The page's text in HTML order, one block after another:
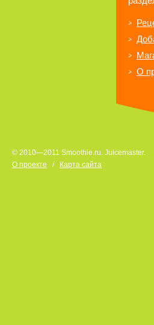
О
© 2010—2011 Smoothie.ru. Juicemaster.
О проекте / Карта сайта